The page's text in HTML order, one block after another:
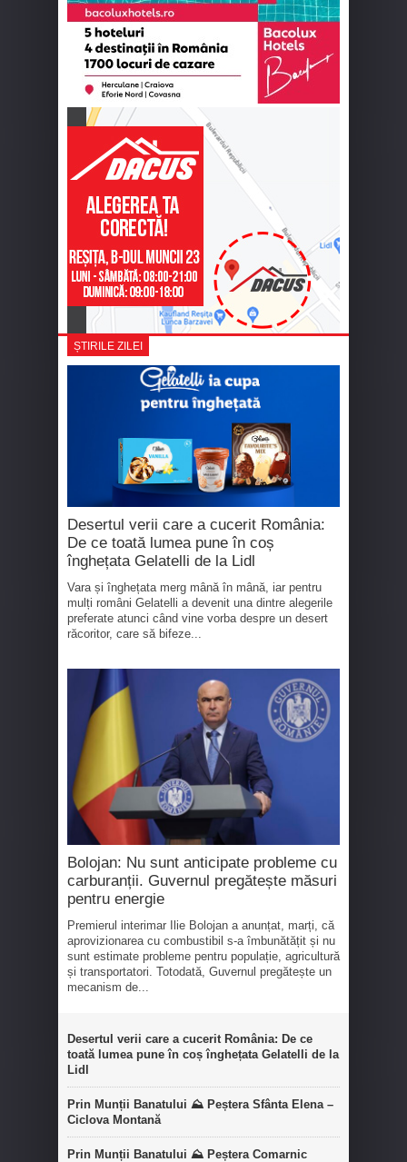
ȘTIRILE ZILEI
Desertul verii care a cucerit România:
De ce toată lumea pune în coș
înghețata Gelatelli de la Lidl
Vara și înghețata merg mână în mână, iar pentru
mulți români Gelatelli a devenit una dintre alegerile
preferate atunci când vine vorba despre un desert
răcoritor, care să bifeze...
Bolojan: Nu sunt anticipate probleme cu
carburanții. Guvernul pregătește măsuri
pentru energie
Premierul interimar Ilie Bolojan a anunțat, marți, că
aprovizionarea cu combustibil s-a îmbunătățit și nu
sunt estimate probleme pentru populație, agricultură
și transportatori. Totodată, Guvernul pregătește un
mecanism de...
Desertul verii care a cucerit România: De ce
toată lumea pune în coș înghețata Gelatelli de la
Lidl
Prin Munții Banatului ⛰️ Peștera Sfânta Elena –
Ciclova Montană
Prin Munții Banatului ⛰️ Peștera Comarnic